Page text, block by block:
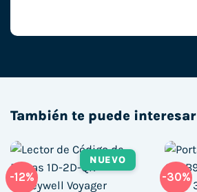
También te puede interesar
-12%
NUEVO
-30%